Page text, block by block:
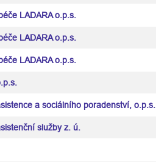
LADARA o.p.s.
LADARA o.p.s.
LADARA o.p.s.
a sociálního poradenství, o.p.s.
služby z. ú.